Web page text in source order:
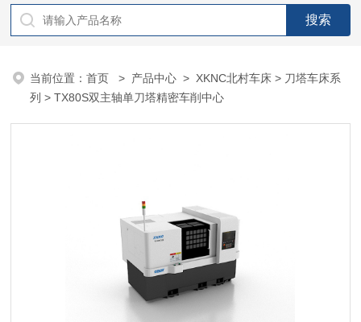
当前位置：首页 > 产品中心 > XKNC北村车床 > 刀塔车床系
列 > TX80S双主轴单刀塔精密车削中心